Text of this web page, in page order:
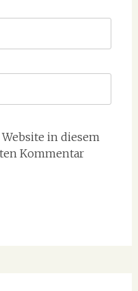
in diesem
Kommentar